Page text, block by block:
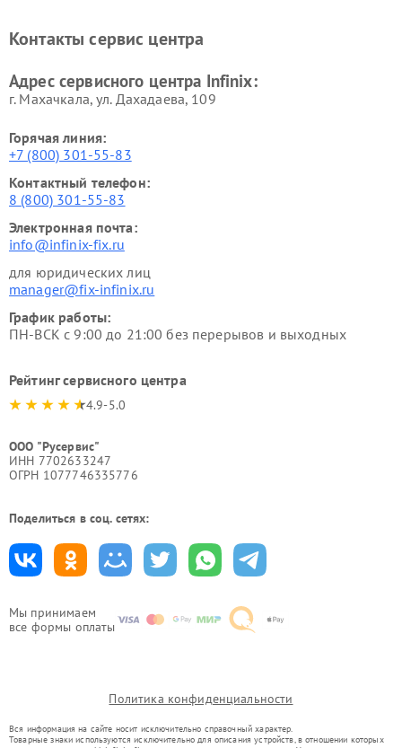
Мы принимаем
все формы оплаты
Контакты сервис центра
Адрес сервисного центра Infinix:
г. Махачкала, ул. Дахадаева, 109
Горячая линия:
+7 (800) 301-55-83
Контактный телефон:
8 (800) 301-55-83
Электронная почта:
info@infinix-fix.ru
для юридических лиц
manager@fix-infinix.ru
График работы:
ПН-ВСК с 9:00 до 21:00 без перерывов и выходных
Рейтинг сервисного центра
4.9-5.0
ООО "Русервис"
ИНН 7702633247
ОГРН 1077746335776
Поделиться в соц. сетях:
Политика конфиденциальности
Вся информация на сайте носит исключительно справочный характер.
Товарные знаки используются исключительно для описания устройств, в отношении которых